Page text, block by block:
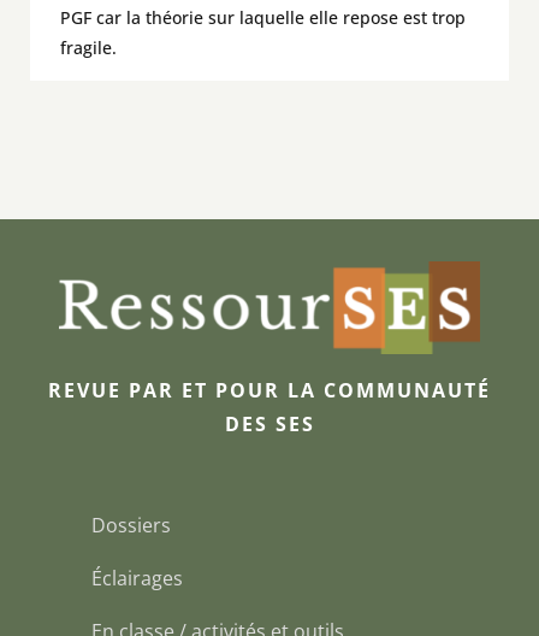
PGF car la théorie sur laquelle elle repose est trop
fragile.
REVUE PAR ET POUR LA COMMUNAUTÉ
DES SES
Dossiers
Éclairages